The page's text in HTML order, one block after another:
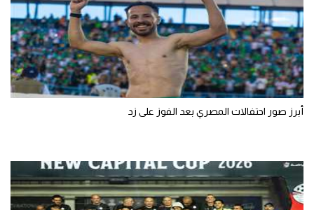
أبرز صور احتفالات المصري بعد الفوز على زد